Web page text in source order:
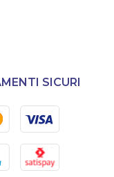
SICURI
Visa
Satispay